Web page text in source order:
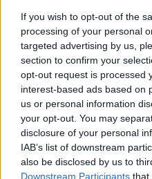
If you wish to opt-out of the
processing of your personal
targeted advertising by us,
section to confirm your
opt-out request is processed
interest-based ads based on
us or personal information
your opt-out. You may
disclosure of your personal
IAB’s list of downstream
also be disclosed by us to
Downstream Participants that
Studio Maistros :
στο λόφο της Αγίας
μετά χαράς και τα
κυμαίνονται στα 60€
Κρατήσεις και μέσω
Villa Οιάνθεια :